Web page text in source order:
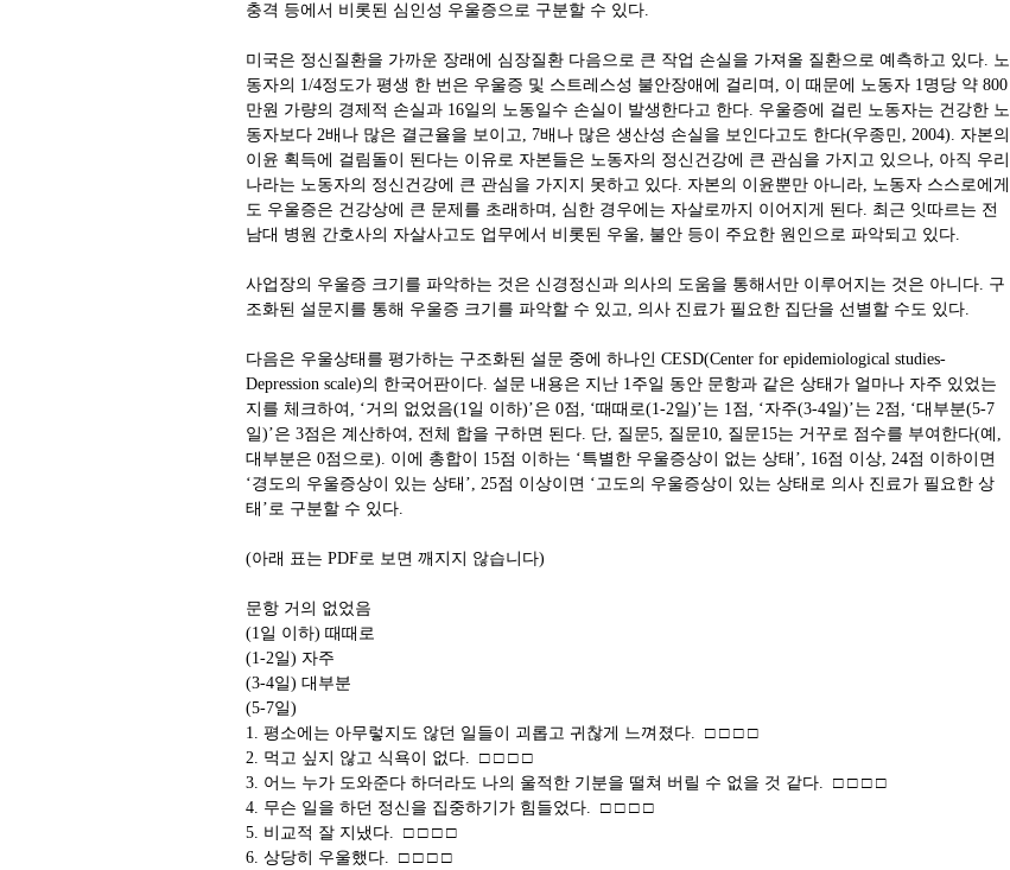
충격 등에서 비롯된 심인성 우울증으로 구분할 수 있다.
미국은 정신질환을 가까운 장래에 심장질환 다음으로 큰 작업 손실을 가져올 질환으로 예측하고 있다. 노
동자의 1/4정도가 평생 한 번은 우울증 및 스트레스성 불안장애에 걸리며, 이 때문에 노동자 1명당 약 800
만원 가량의 경제적 손실과 16일의 노동일수 손실이 발생한다고 한다. 우울증에 걸린 노동자는 건강한 노
동자보다 2배나 많은 결근율을 보이고, 7배나 많은 생산성 손실을 보인다고도 한다(우종민, 2004). 자본의
이윤 획득에 걸림돌이 된다는 이유로 자본들은 노동자의 정신건강에 큰 관심을 가지고 있으나, 아직 우리
나라는 노동자의 정신건강에 큰 관심을 가지지 못하고 있다. 자본의 이윤뿐만 아니라, 노동자 스스로에게
도 우울증은 건강상에 큰 문제를 초래하며, 심한 경우에는 자살로까지 이어지게 된다. 최근 잇따르는 전
남대 병원 간호사의 자살사고도 업무에서 비롯된 우울, 불안 등이 주요한 원인으로 파악되고 있다.
사업장의 우울증 크기를 파악하는 것은 신경정신과 의사의 도움을 통해서만 이루어지는 것은 아니다. 구
조화된 설문지를 통해 우울증 크기를 파악할 수 있고, 의사 진료가 필요한 집단을 선별할 수도 있다.
다음은 우울상태를 평가하는 구조화된 설문 중에 하나인 CESD(Center for epidemiological studies-
Depression scale)의 한국어판이다. 설문 내용은 지난 1주일 동안 문항과 같은 상태가 얼마나 자주 있었는
지를 체크하여, ‘거의 없었음(1일 이하)’은 0점, ‘때때로(1-2일)’는 1점, ‘자주(3-4일)’는 2점, ‘대부분(5-7
일)’은 3점은 계산하여, 전체 합을 구하면 된다. 단, 질문5, 질문10, 질문15는 거꾸로 점수를 부여한다(예,
대부분은 0점으로). 이에 총합이 15점 이하는 ‘특별한 우울증상이 없는 상태’, 16점 이상, 24점 이하이면
‘경도의 우울증상이 있는 상태’, 25점 이상이면 ‘고도의 우울증상이 있는 상태로 의사 진료가 필요한 상
태’로 구분할 수 있다.
(아래 표는 PDF로 보면 깨지지 않습니다)
문항 거의 없었음
(1일 이하) 때때로
(1-2일) 자주
(3-4일) 대부분
(5-7일)
1. 평소에는 아무렇지도 않던 일들이 괴롭고 귀찮게 느껴졌다. □ □ □ □
2. 먹고 싶지 않고 식욕이 없다. □ □ □ □
3. 어느 누가 도와준다 하더라도 나의 울적한 기분을 떨쳐 버릴 수 없을 것 같다. □ □ □ □
4. 무슨 일을 하던 정신을 집중하기가 힘들었다. □ □ □ □
5. 비교적 잘 지냈다. □ □ □ □
6. 상당히 우울했다. □ □ □ □